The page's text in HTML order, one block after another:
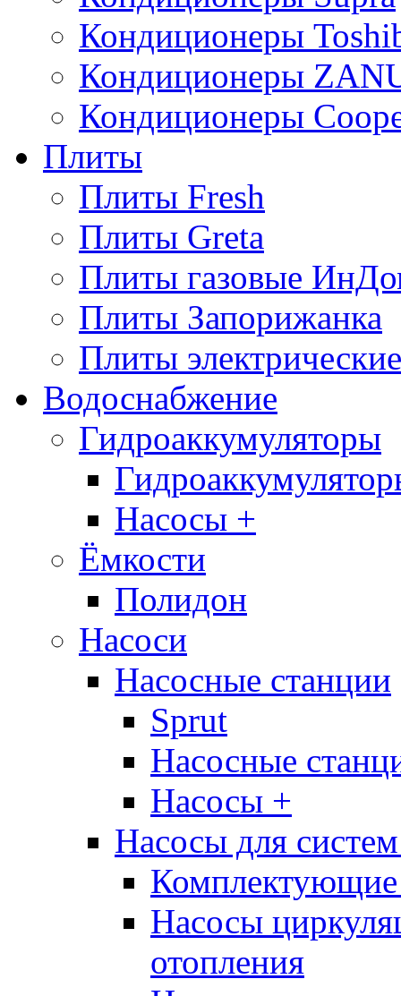
Кондиционеры
Кондиционеры
Кондиционеры
Плиты
Плиты Fresh
Плиты Greta
Плиты газовые
Плиты Запорижанка
Плиты
Водоснабжение
Гидроаккумуляторы
Насосы +
Ёмкости
Полидон
Насоси
Насосные станции
Sprut
Насосные
Насосы +
Насосы для
Комплектующие
Насосы
отопления